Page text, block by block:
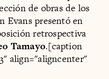
de obras de los
Evans presentó en
retrospectiva
Tamayo.[caption
align="aligncenter"